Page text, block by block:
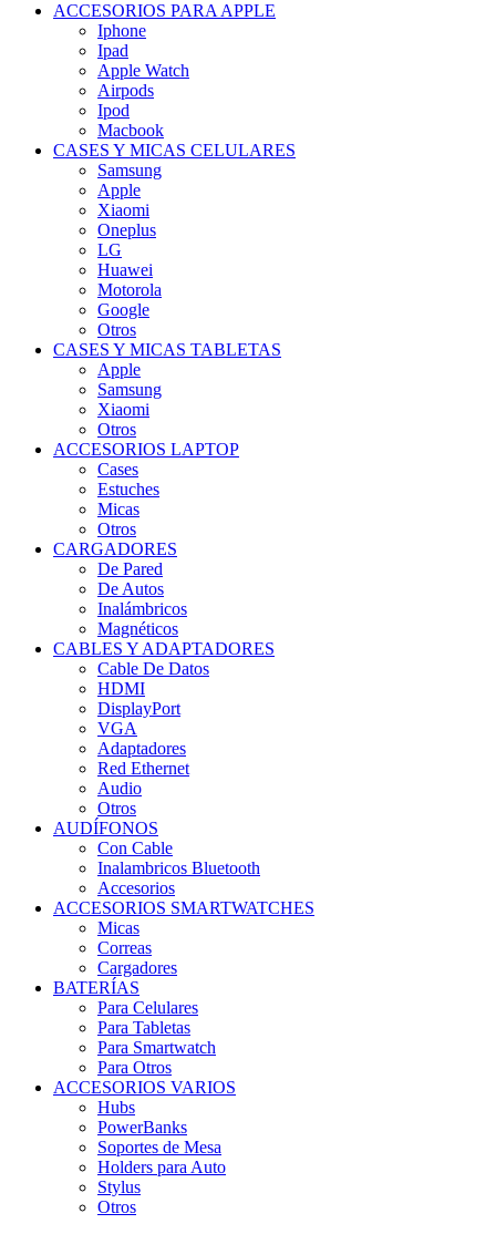
ACCESORIOS PARA APPLE
Iphone
Ipad
Apple Watch
Airpods
Ipod
Macbook
CASES Y MICAS CELULARES
Samsung
Apple
Xiaomi
Oneplus
LG
Huawei
Motorola
Google
Otros
CASES Y MICAS TABLETAS
Apple
Samsung
Xiaomi
Otros
ACCESORIOS LAPTOP
Cases
Estuches
Micas
Otros
CARGADORES
De Pared
De Autos
Inalámbricos
Magnéticos
CABLES Y ADAPTADORES
Cable De Datos
HDMI
DisplayPort
VGA
Adaptadores
Red Ethernet
Audio
Otros
AUDÍFONOS
Con Cable
Inalambricos Bluetooth
Accesorios
ACCESORIOS SMARTWATCHES
Micas
Correas
Cargadores
BATERÍAS
Para Celulares
Para Tabletas
Para Smartwatch
Para Otros
ACCESORIOS VARIOS
Hubs
PowerBanks
Soportes de Mesa
Holders para Auto
Stylus
Otros